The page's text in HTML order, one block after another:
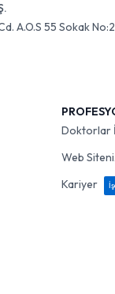
A.O.S 55 Sokak
Doktorlar
Web
Kariyer